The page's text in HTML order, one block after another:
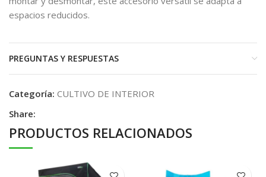
espacios reducidos.
PREGUNTAS Y RESPUESTAS
Categoría: CULTIVO DE INTERIOR
Share:
PRODUCTOS RELACIONADOS